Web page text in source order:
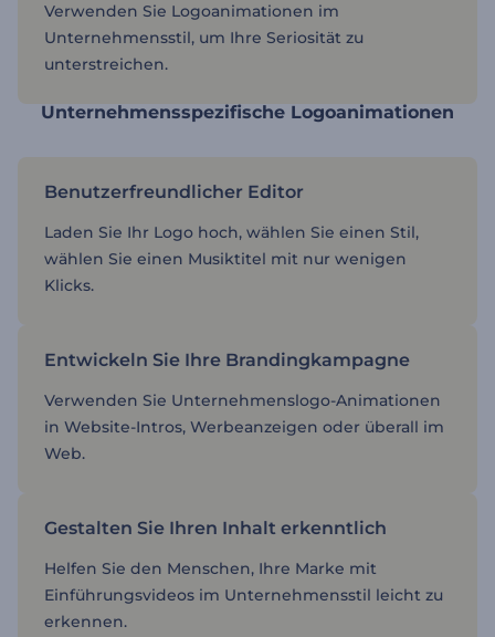
Verwenden Sie Logoanimationen im
Unternehmensstil, um Ihre Seriosität zu
unterstreichen.
Unternehmensspezifische Logoanimationen
Benutzerfreundlicher Editor
Laden Sie Ihr Logo hoch, wählen Sie einen Stil,
wählen Sie einen Musiktitel mit nur wenigen
Klicks.
Entwickeln Sie Ihre Brandingkampagne
Verwenden Sie Unternehmenslogo-Animationen
in Website-Intros, Werbeanzeigen oder überall im
Web.
Gestalten Sie Ihren Inhalt erkenntlich
Helfen Sie den Menschen, Ihre Marke mit
Einführungsvideos im Unternehmensstil leicht zu
erkennen.